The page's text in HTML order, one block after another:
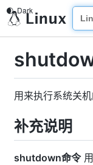
用来执行系统关
补充说明
shutdown命令用